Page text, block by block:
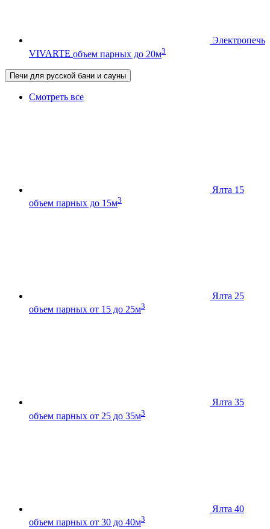
Электропечь
VIVARTE объем парных до 20м3
Печи для русской бани и сауны
Смотреть все
Ялта 15
объем парных до 15м3
Ялта 25
объем парных от 15 до 25м3
Ялта 35
объем парных от 25 до 35м3
Ялта 40
объем парных от 30 до 40м3